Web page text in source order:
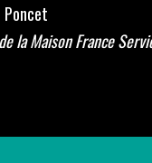
la Maison France